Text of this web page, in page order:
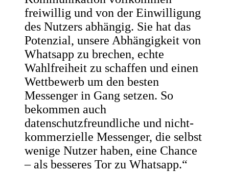
freiwillig und von der Einwilligung
des Nutzers abhängig. Sie hat das
Potenzial, unsere Abhängigkeit von
Whatsapp zu brechen, echte
Wahlfreiheit zu schaffen und einen
Wettbewerb um den besten
Messenger in Gang setzen. So
bekommen auch
datenschutzfreundliche und nicht-
kommerzielle Messenger, die selbst
wenige Nutzer haben, eine Chance
– als besseres Tor zu Whatsapp.“